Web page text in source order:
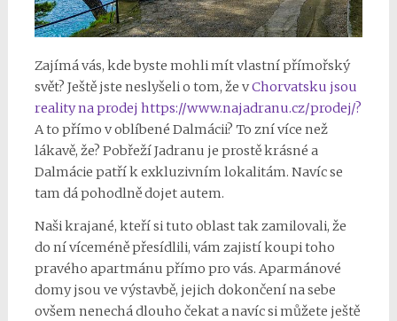
Zajímá vás, kde byste mohli mít vlastní přímořský
svět? Ještě jste neslyšeli o tom, že vChorvatsku jsou
reality na prodej https://www.najadranu.cz/prodej/?
A to přímo v oblíbené Dalmácii? To zní více než
lákavě, že? Pobřeží Jadranu je prostě krásné a
Dalmácie patří k exkluzivním lokalitám. Navíc se
tam dá pohodlně dojet autem.
Naši krajané, kteří si tuto oblast tak zamilovali, že
do ní víceméně přesídlili, vám zajistí koupi toho
pravého apartmánu přímo pro vás. Aparmánové
domy jsou ve výstavbě, jejich dokončení na sebe
ovšem nenechá dlouho čekat a navíc si můžete ještě